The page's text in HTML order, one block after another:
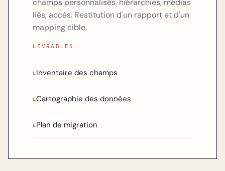
champs personnalisés, hiérarchies, médias
liés, accès. Restitution d'un rapport et d'un
mapping cible.
LIVRABLES
↳Inventaire des champs
↳Cartographie des données
↳Plan de migration